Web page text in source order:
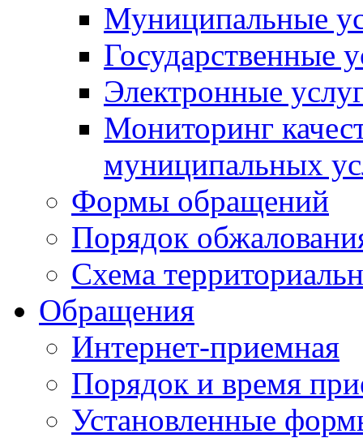
Муниципальные
Государственные
Электронные
Мониторинг
муниципальных
Формы обращений
Порядок
Схема
Обращения
Интернет-приемная
Порядок и время
Установленные